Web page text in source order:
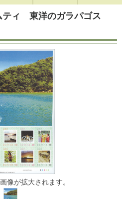
ティ 東洋のガラパゴス
像が拡大されます。